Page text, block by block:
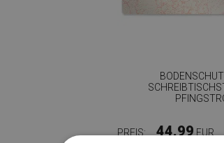
PREIS: 44.99 EUR